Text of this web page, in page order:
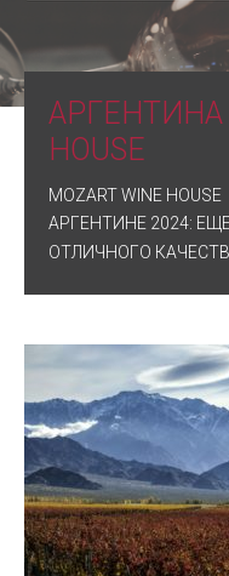
АРГЕНТИНА |
HOUSE
MOZART WINE HOUSE
АРГЕНТИНЕ 2024:
ОТЛИЧНОГО